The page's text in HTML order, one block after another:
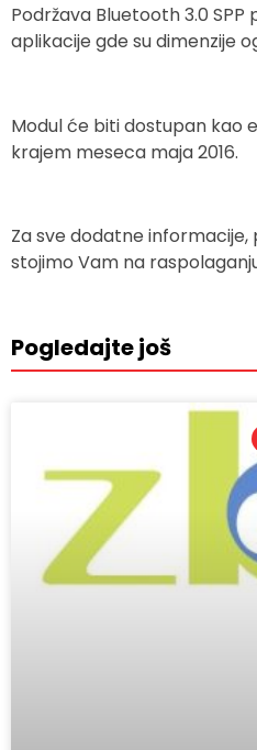
Podržava Bluetooth 3.0 SPP
aplikacije gde su dimenzije
Modul će biti dostupan kao
krajem meseca maja 2016.
Za sve dodatne informacije,
stojimo Vam na
Pogledajte još